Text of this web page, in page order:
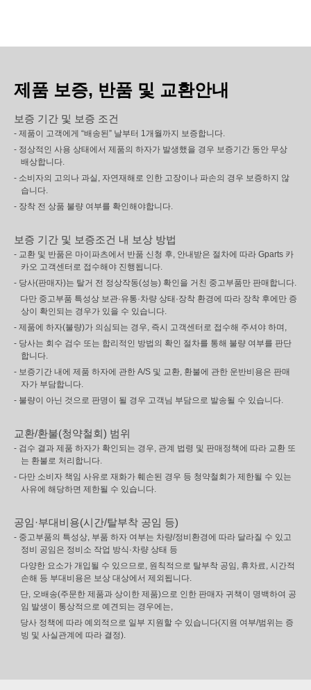
제품 보증, 반품 및 교환안내
보증 기간 및 보증 조건
- 제품이 고객에게 “배송된” 날부터 1개월까지 보증합니다.
- 정상적인 사용 상태에서 제품의 하자가 발생했을 경우 보증기간 동안 무상
배상합니다.
- 소비자의 고의나 과실, 자연재해로 인한 고장이나 파손의 경우 보증하지 않
습니다.
- 장착 전 상품 불량 여부를 확인해야합니다.
보증 기간 및 보증조건 내 보상 방법
- 교환 및 반품은 마이파츠에서 반품 신청 후, 안내받은 절차에 따라 Gparts 카
카오 고객센터로 접수해야 진행됩니다.
- 당사(판매자)는 탈거 전 정상작동(성능) 확인을 거친 중고부품만 판매합니다.
다만 중고부품 특성상 보관·유통·차량 상태·장착 환경에 따라 장착 후에만 증
상이 확인되는 경우가 있을 수 있습니다.
- 제품에 하자(불량)가 의심되는 경우, 즉시 고객센터로 접수해 주셔야 하며,
- 당사는 회수 검수 또는 합리적인 방법의 확인 절차를 통해 불량 여부를 판단
합니다.
- 보증기간 내에 제품 하자에 관한 A/S 및 교환, 환불에 관한 운반비용은 판매
자가 부담합니다.
- 불량이 아닌 것으로 판명이 될 경우 고객님 부담으로 발송될 수 있습니다.
교환/환불(청약철회) 범위
- 검수 결과 제품 하자가 확인되는 경우, 관계 법령 및 판매정책에 따라 교환 또
는 환불로 처리합니다.
- 다만 소비자 책임 사유로 재화가 훼손된 경우 등 청약철회가 제한될 수 있는
사유에 해당하면 제한될 수 있습니다.
공임·부대비용(시간/탈부착 공임 등)
- 중고부품의 특성상, 부품 하자 여부는 차량/정비환경에 따라 달라질 수 있고
정비 공임은 정비소 작업 방식·차량 상태 등
다양한 요소가 개입될 수 있으므로, 원칙적으로 탈부착 공임, 휴차료, 시간적
손해 등 부대비용은 보상 대상에서 제외됩니다.
단, 오배송(주문한 제품과 상이한 제품)으로 인한 판매자 귀책이 명백하여 공
임 발생이 통상적으로 예견되는 경우에는,
당사 정책에 따라 예외적으로 일부 지원할 수 있습니다(지원 여부/범위는 증
빙 및 사실관계에 따라 결정).